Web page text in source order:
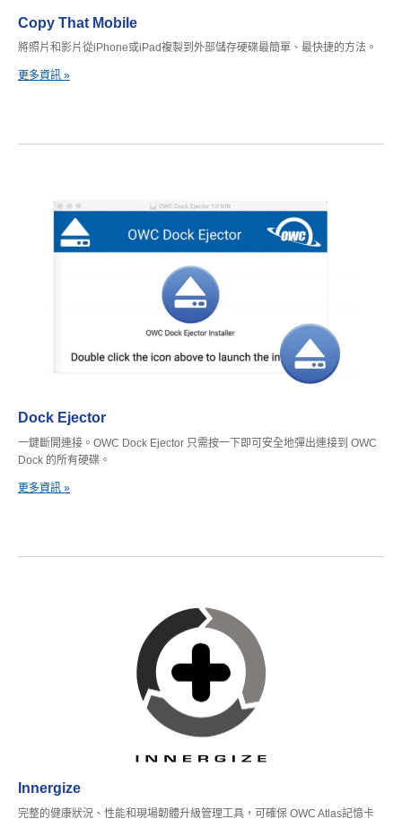
Copy That Mobile
將照片和影片從iPhone或iPad複製到外部儲存硬碟最簡單、最快捷的方法。
更多資訊 »
Dock Ejector
一鍵斷開連接。OWC Dock Ejector 只需按一下即可安全地彈出連接到 OWC
Dock 的所有硬碟。
更多資訊 »
Innergize
完整的健康狀況、性能和現場韌體升級管理工具，可確保 OWC Atlas記憶卡